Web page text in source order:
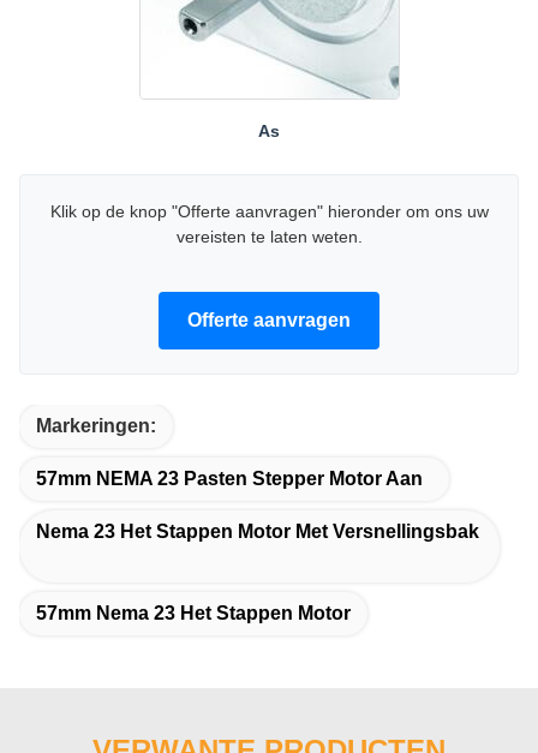
As
Klik op de knop "Offerte aanvragen" hieronder om ons uw
vereisten te laten weten.
Offerte aanvragen
Markeringen:
57mm NEMA 23 Pasten Stepper Motor Aan
Nema 23 Het Stappen Motor Met Versnellingsbak
57mm Nema 23 Het Stappen Motor